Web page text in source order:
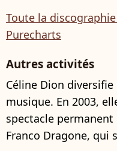
Toute la
Purecharts
Autres activités
Céline Dion
musique. En 2003,
spectacle permanent
Franco Dragone, qui